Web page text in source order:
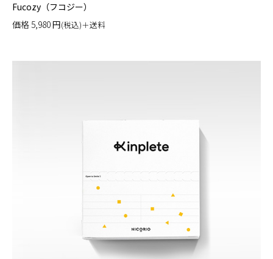
Fucozy（フコジー）
価格5,980円(税込)＋送料